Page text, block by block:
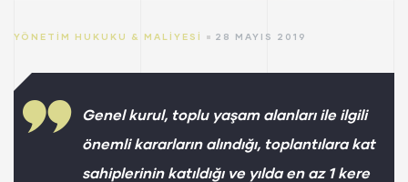
YÖNETIM HUKUKU & MALIYESI 28 MAYIS 2019
Genel kurul, toplu yaşam alanları ile ilgili
önemli kararların alındığı, toplantılara kat
sahiplerinin katıldığı ve yılda en az 1 kere